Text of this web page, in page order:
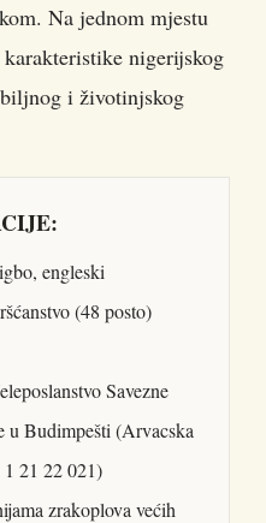
Na jednom mjestu
nigerijskog
i životinjskog
engleski
(48 posto)
Savezne
u Budimpešti (Arvacska
21 22 021)
zrakoplova većih